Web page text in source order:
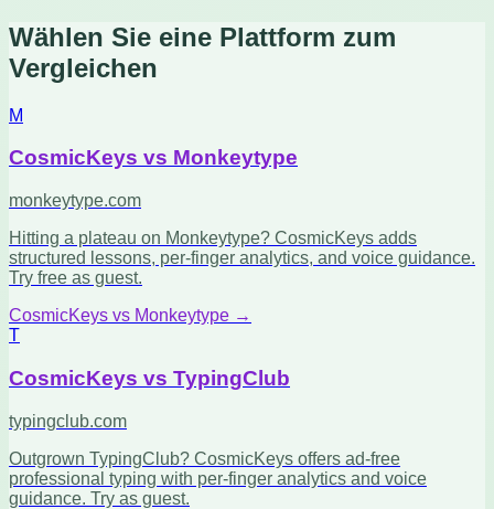
Wählen Sie eine Plattform zum
Vergleichen
M
CosmicKeys vs Monkeytype
monkeytype.com
Hitting a plateau on Monkeytype? CosmicKeys adds
structured lessons, per-finger analytics, and voice guidance.
Try free as guest.
CosmicKeys vs Monkeytype →
T
CosmicKeys vs TypingClub
typingclub.com
Outgrown TypingClub? CosmicKeys offers ad-free
professional typing with per-finger analytics and voice
guidance. Try as guest.